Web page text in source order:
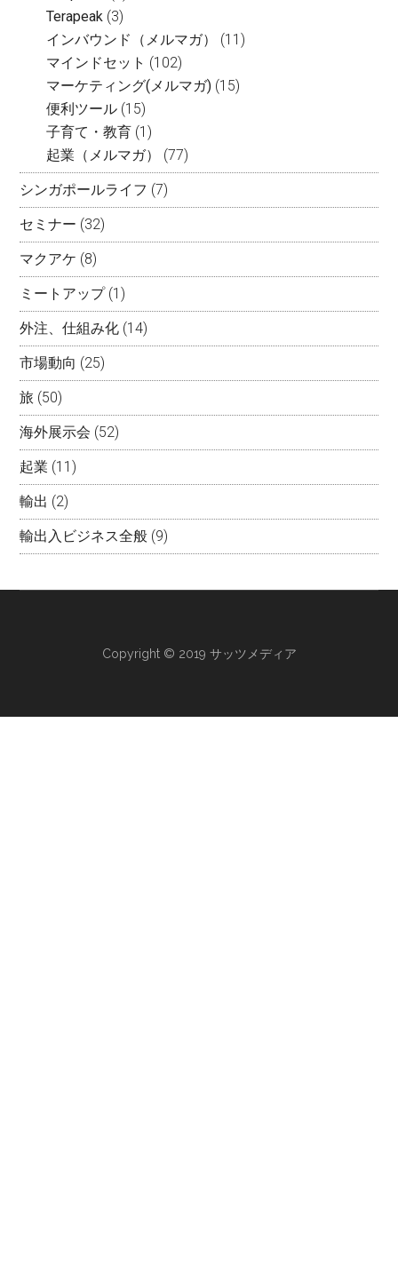
Terapeak (3)
インバウンド（メルマガ）
(11)
マインドセット (102)
マーケティング(メルマガ) (15)
便利ツール (15)
子育て・教育 (1)
起業（メルマガ）
(77)
シンガポールライフ (7)
セミナー (32)
マクアケ (8)
ミートアップ(1)
外注、仕組み化 (14)
市場動向 (25)
旅 (50)
海外展示会 (52)
起業 (11)
輸出 (2)
輸出入ビジネス全般 (9)
Copyright © 2019 サッツメディア